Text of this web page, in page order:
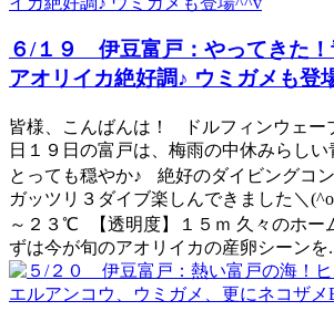
６/１９ 伊豆富戸：やってきた
アオリイカ絶好調♪ ウミガメも登
皆様、こんばんは！ ドルフィンウェー
日１９日の富戸は、梅雨の中休みらし
とっても穏やか♪ 絶好のダイビングコン
ガッツリ３ダイブ楽しんできました＼
～２３℃ 【透明度】１５ｍ 久々のホー
ずは今が旬のアオリイカの産卵シーンを